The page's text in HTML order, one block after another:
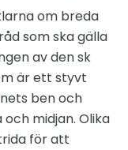
om breda
som ska gälla
av den sk
är ett styvt
ben och
midjan. Olika
för att